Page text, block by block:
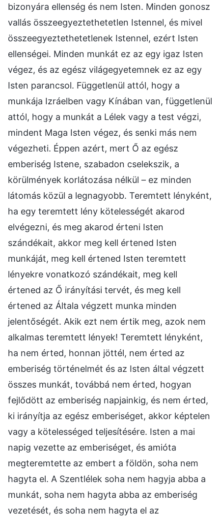
bizonyára ellenség és nem Isten. Minden gonosz
vallás összeegyeztethetetlen Istennel, és mivel
összeegyeztethetetlenek Istennel, ezért Isten
ellenségei. Minden munkát ez az egy igaz Isten
végez, és az egész világegyetemnek ez az egy
Isten parancsol. Függetlenül attól, hogy a
munkája Izráelben vagy Kínában van, függetlenül
attól, hogy a munkát a Lélek vagy a test végzi,
mindent Maga Isten végez, és senki más nem
végezheti. Éppen azért, mert Ő az egész
emberiség Istene, szabadon cselekszik, a
körülmények korlátozása nélkül – ez minden
látomás közül a legnagyobb. Teremtett lényként,
ha egy teremtett lény kötelességét akarod
elvégezni, és meg akarod érteni Isten
szándékait, akkor meg kell értened Isten
munkáját, meg kell értened Isten teremtett
lényekre vonatkozó szándékait, meg kell
értened az Ő irányítási tervét, és meg kell
értened az Általa végzett munka minden
jelentőségét. Akik ezt nem értik meg, azok nem
alkalmas teremtett lények! Teremtett lényként,
ha nem érted, honnan jöttél, nem érted az
emberiség történelmét és az Isten által végzett
összes munkát, továbbá nem érted, hogyan
fejlődött az emberiség napjainkig, és nem érted,
ki irányítja az egész emberiséget, akkor képtelen
vagy a kötelességed teljesítésére. Isten a mai
napig vezette az emberiséget, és amióta
megteremtette az embert a földön, soha nem
hagyta el. A Szentlélek soha nem hagyja abba a
munkát, soha nem hagyta abba az emberiség
vezetését, és soha nem hagyta el az